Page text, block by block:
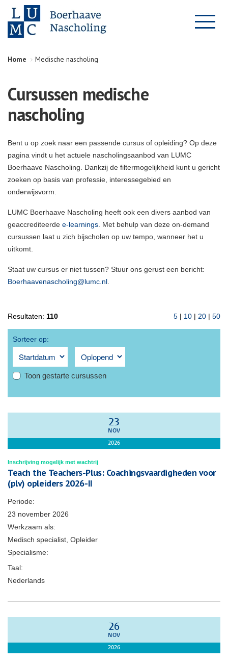
Home Medische nascholing
Cursussen medische
nascholing
Bent u op zoek naar een passende cursus of opleiding? Op deze
pagina vindt u het actuele nascholingsaanbod van LUMC
Boerhaave Nascholing. Dankzij de filtermogelijkheid kunt u gericht
zoeken op basis van professie, interessegebied en
onderwijsvorm.
LUMC Boerhaave Nascholing heeft ook een divers aanbod van
geaccrediteerde e-learnings . Met behulp van deze on-demand
cursussen laat u zich bijscholen op uw tempo, wanneer het u
uitkomt.
Staat uw cursus er niet tussen? Stuur ons gerust een bericht:
Boerhaavenascholing@lumc.nl
Resultaten: 110 5 | 10 | 20 | 50
Sorteer op:
Toon gestarte cursussen
23
NOV
2026
Inschrijving mogelijk met wachtrij
Teach the Teachers-Plus: Coachingsvaardigheden voor
(plv) opleiders 2026-II
Periode:
23 november 2026
Werkzaam als:
Medisch specialist, Opleider
Specialisme:
Taal:
Nederlands
26
NOV
2026